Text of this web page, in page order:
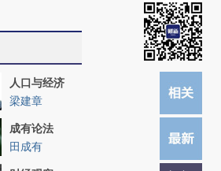
人口与经济
梁建章
成有论法
田成有